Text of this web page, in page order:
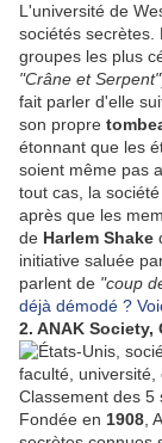
L'université de
sociétés secrètes.
groupes les plus
"Crâne et Serpent"
fait parler d'elle
son propre
étonnant que les
soient même pas
tout cas, la
après que les
de Harlem Shake
initiative saluée
parlent de "coup
déjà démodé ?
2. ANAK Society,
Classement des 5
Fondée en 1908 ,